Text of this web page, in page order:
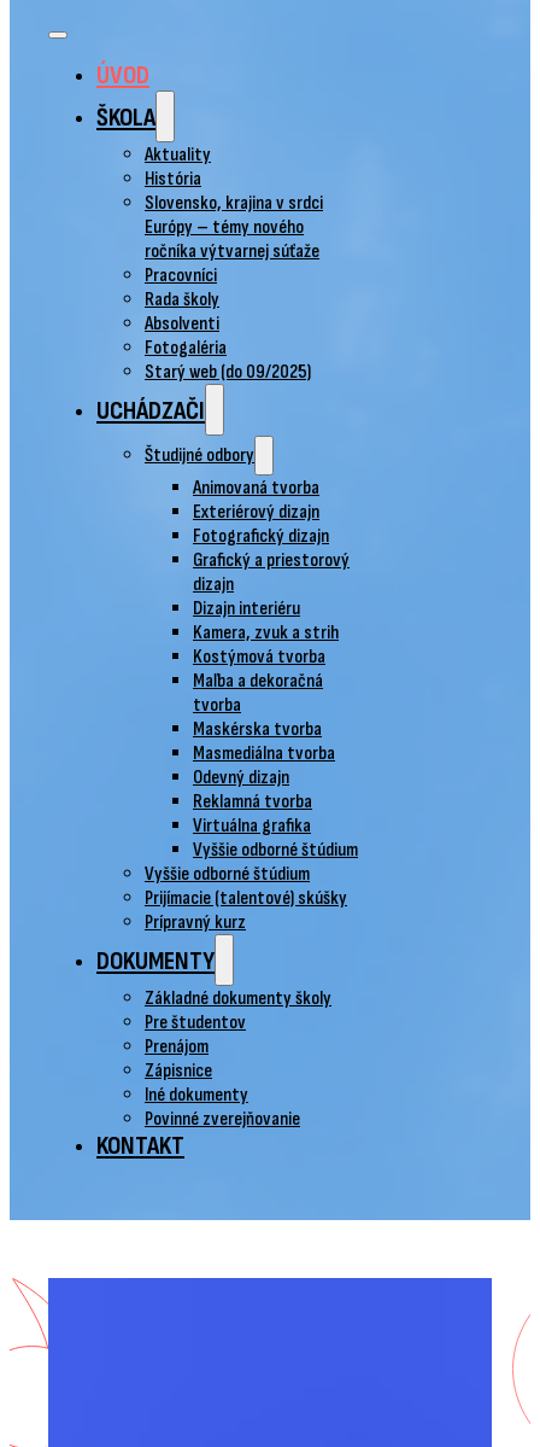
ÚVOD
ŠKOLA
Aktuality
História
Slovensko, krajina v srdci
Európy – témy nového
ročníka výtvarnej súťaže
Pracovníci
Rada školy
Absolventi
Fotogaléria
Starý web (do 09/2025)
UCHÁDZAČI
Študijné odbory
Animovaná tvorba
Exteriérový dizajn
Fotografický dizajn
Grafický a priestorový
dizajn
Dizajn interiéru
Kamera, zvuk a strih
Kostýmová tvorba
Maľba a dekoračná
tvorba
Maskérska tvorba
Masmediálna tvorba
Odevný dizajn
Reklamná tvorba
Virtuálna grafika
Vyššie odborné štúdium
Vyššie odborné štúdium
Prijímacie (talentové) skúšky
Prípravný kurz
DOKUMENTY
Základné dokumenty školy
Pre študentov
Prenájom
Zápisnice
Iné dokumenty
Povinné zverejňovanie
KONTAKT